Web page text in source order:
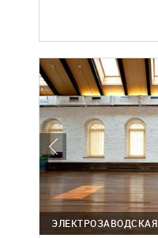
ЭЛЕКТРОЗАВОДСКАЯ